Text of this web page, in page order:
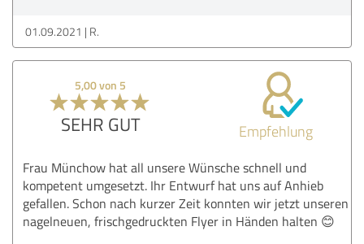
01.09.2021 R.
5,00 von 5
SEHR GUT Empfehlung
Frau Münchow hat all unsere Wünsche schnell und
kompetent umgesetzt. Ihr Entwurf hat uns auf Anhieb
gefallen. Schon nach kurzer Zeit konnten wir jetzt unseren
nagelneuen, frischgedruckten Flyer in Händen halten 😊